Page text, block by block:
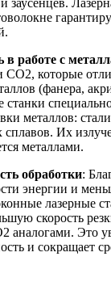
заусенцев.
в работе с
СО2, которые
(фанера,
станки
металлов:
сплавов. Их
металлами.
обработки:
энергии и
лазерные
скорость
аналогами. Это
и сокращает